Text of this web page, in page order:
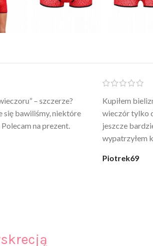
w 10 – nie tylko
przyjemne uczucie
Kupuję już 3 raz i na
Po prostu
wygląda jak z
codziennie po